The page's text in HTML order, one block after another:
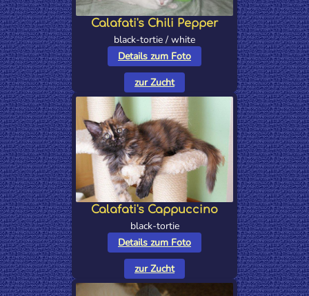
Calafati's Chili Pepper
black-tortie / white
Details zum Foto
zur Zucht
Calafati's Cappuccino
black-tortie
Details zum Foto
zur Zucht